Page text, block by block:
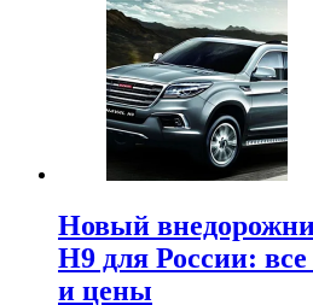
Новый
H9 для России:
и цены